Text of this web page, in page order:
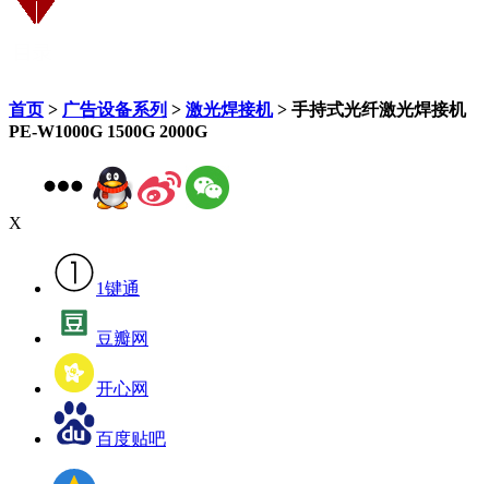
首页 > 广告设备系列 > 激光焊接机> 手持式光纤激光焊接机
PE-W1000G 1500G 2000G
X
1键通
豆瓣网
开心网
百度贴吧